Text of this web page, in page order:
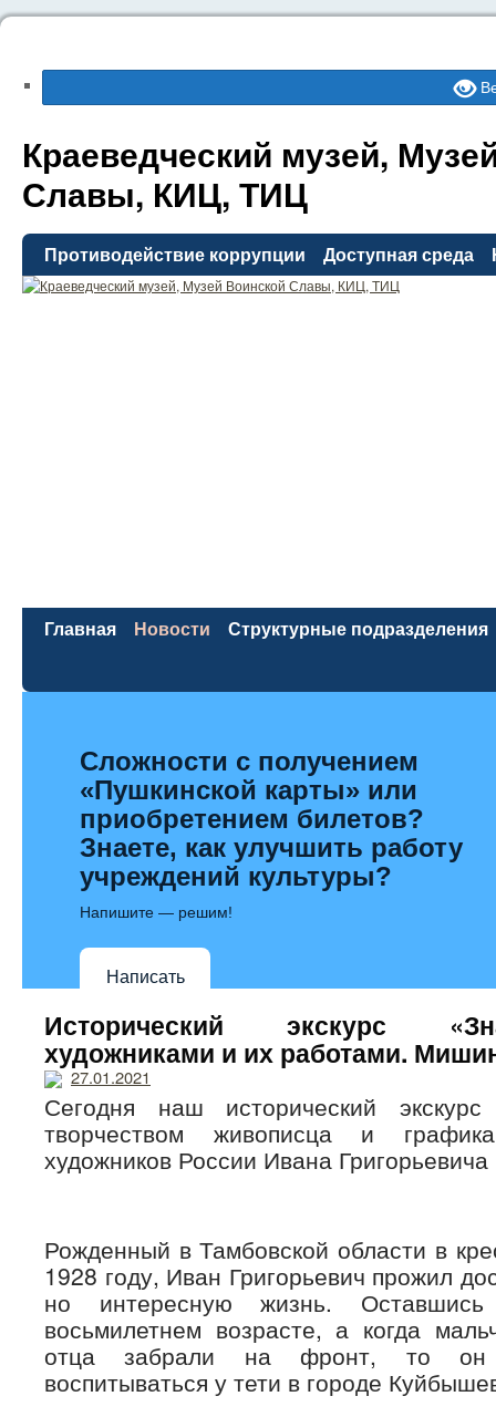
Краеведческий музей,
Славы, КИЦ, ТИЦ
Противодействие коррупции Доступная среда
Главная Новости Структурные подразделения
Сложности с получением
«Пушкинской карты» или
приобретением билетов?
Знаете, как улучшить работу
учреждений культуры?
Напишите — решим!
Написать
Исторический экскурс
художниками и их работами.
27.01.2021
Сегодня наш исторический
творчеством живописца и
художников России Ивана
Рожденный в Тамбовской области в
1928 году, Иван Григорьевич прожил
но интересную жизнь.
восьмилетнем возрасте, а когда
отца забрали на фронт, то
воспитываться у тети в городе